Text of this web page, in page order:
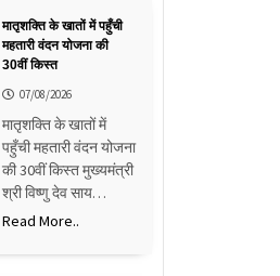
मातृशक्ति के खातों में पहुँची
महतारी वंदन योजना की
30वीं किस्त
07/08/2026
मातृशक्ति के खातों में
पहुँची महतारी वंदन योजना
की 30वीं किस्त मुख्यमंत्री
श्री विष्णु देव साय…
Read More..